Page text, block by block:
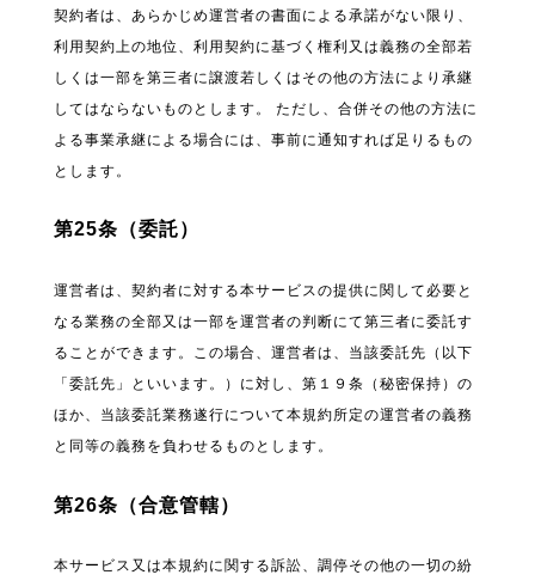
契約者は、あらかじめ運営者の書面による承諾がない限り、
利用契約上の地位、利用契約に基づく権利又は義務の全部若
しくは一部を第三者に譲渡若しくはその他の方法により承継
してはならないものとします。 ただし、合併その他の方法に
よる事業承継による場合には、事前に通知すれば足りるもの
とします。
第25条（委託）
運営者は、契約者に対する本サービスの提供に関して必要と
なる業務の全部又は一部を運営者の判断にて第三者に委託す
ることができます。この場合、運営者は、当該委託先（以下
「委託先」といいます。）に対し、第１９条（秘密保持）の
ほか、当該委託業務遂行について本規約所定の運営者の義務
と同等の義務を負わせるものとします。
第26条（合意管轄）
本サービス又は本規約に関する訴訟、調停その他の一切の紛